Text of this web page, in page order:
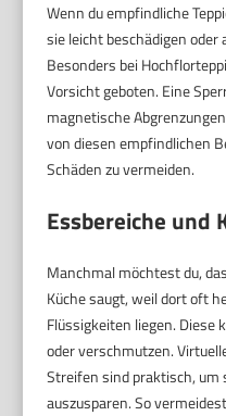
Wenn du empfindliche
sie leicht beschädigen
Besonders bei
Vorsicht geboten. Eine
magnetische
von diesen empfindlichen
Schäden zu vermeiden.
Essbereiche und
Manchmal möchtest du,
Küche saugt, weil dort oft
Flüssigkeiten liegen. Diese
oder verschmutzen.
Streifen sind praktisch, um
auszusparen. So